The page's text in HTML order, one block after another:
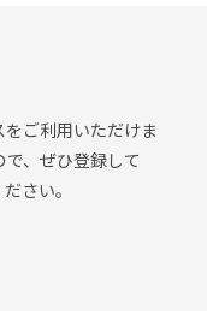
ご利用いただけま
、ぜひ登録して
さい。